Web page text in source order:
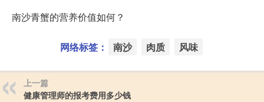
南沙青蟹的营养价值如何？
网络标签： 南沙 肉质 风味
上一篇
健康管理师的报考费用多少钱